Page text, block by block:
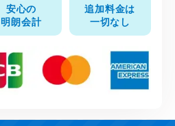
安心の
明朗会計
追加料金は
一切なし